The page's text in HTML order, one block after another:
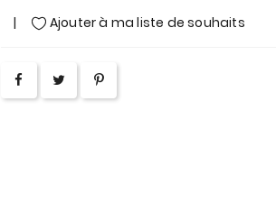
Ajouter à ma liste de souhaits